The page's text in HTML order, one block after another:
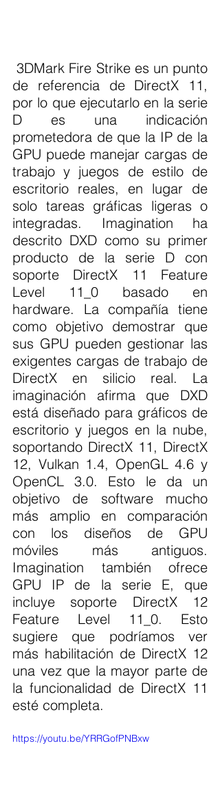
3DMark Fire Strike es un punto
de referencia de DirectX 11,
por lo que ejecutarlo en la serie
D es una indicación
prometedora de que la IP de la
GPU puede manejar cargas de
trabajo y juegos de estilo de
escritorio reales, en lugar de
solo tareas gráficas ligeras o
integradas. Imagination ha
descrito DXD como su primer
producto de la serie D con
soporte DirectX 11 Feature
Level 11_0 basado en
hardware. La compañía tiene
como objetivo demostrar que
sus GPU pueden gestionar las
exigentes cargas de trabajo de
DirectX en silicio real. La
imaginación afirma que DXD
está diseñado para gráficos de
escritorio y juegos en la nube,
soportando DirectX 11, DirectX
12, Vulkan 1.4, OpenGL 4.6 y
OpenCL 3.0. Esto le da un
objetivo de software mucho
más amplio en comparación
con los diseños de GPU
móviles más antiguos.
Imagination también ofrece
GPU IP de la serie E, que
incluye soporte DirectX 12
Feature Level 11_0. Esto
sugiere que podríamos ver
más habilitación de DirectX 12
una vez que la mayor parte de
la funcionalidad de DirectX 11
esté completa.
https://youtu.be/YRRGofPNBxw